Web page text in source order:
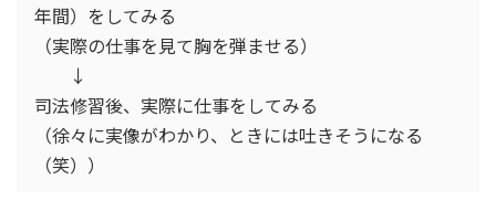
年間）をしてみる
（実際の仕事を見て胸を弾ませる）
↓
司法修習後、実際に仕事をしてみる
（徐々に実像がわかり、ときには吐きそうになる
（笑））